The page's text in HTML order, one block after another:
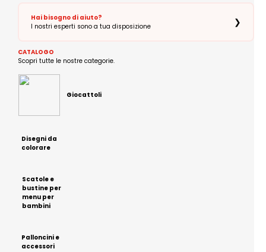
Hai bisogno di aiuto?
I nostri esperti sono a tua disposizione
❯
CATALOGO
Scopri tutte le nostre categorie.
Giocattoli
Disegni da
colorare
Scatole e
bustine per
menu per
bambini
Palloncini e
accessori